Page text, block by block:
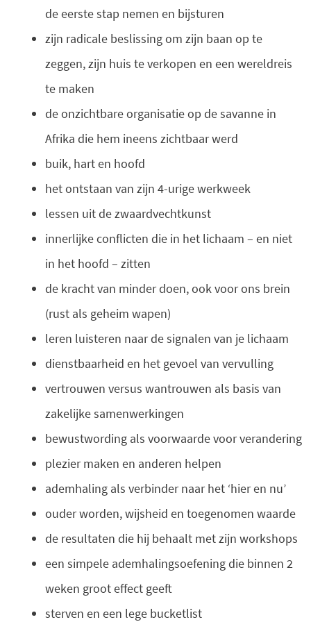
de eerste stap nemen en bijsturen
zijn radicale beslissing om zijn baan op te
zeggen, zijn huis te verkopen en een wereldreis
te maken
de onzichtbare organisatie op de savanne in
Afrika die hem ineens zichtbaar werd
buik, hart en hoofd
het ontstaan van zijn 4-urige werkweek
lessen uit de zwaardvechtkunst
innerlijke conflicten die in het lichaam – en niet
in het hoofd – zitten
de kracht van minder doen, ook voor ons brein
(rust als geheim wapen)
leren luisteren naar de signalen van je lichaam
dienstbaarheid en het gevoel van vervulling
vertrouwen versus wantrouwen als basis van
zakelijke samenwerkingen
bewustwording als voorwaarde voor verandering
plezier maken en anderen helpen
ademhaling als verbinder naar het ‘hier en nu’
ouder worden, wijsheid en toegenomen waarde
de resultaten die hij behaalt met zijn workshops
een simpele ademhalingsoefening die binnen 2
weken groot effect geeft
sterven en een lege bucketlist